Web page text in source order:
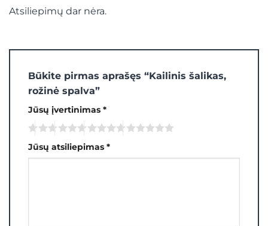
Atsiliepimų dar nėra.
Būkite pirmas aprašęs “Kailinis šalikas,
rožinė spalva”
Jūsų įvertinimas *
Jūsų atsiliepimas *